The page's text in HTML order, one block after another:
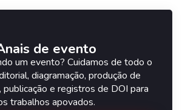
de evento
um evento? Cuidamos de todo o
diagramação, produção de
publicação e registros de DOI para
trabalhos apovados.